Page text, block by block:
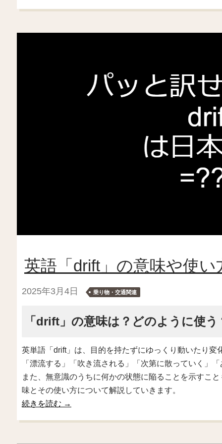
英語「drift」の意味や使
2025年3月4日 乗り物・交通関連
「drift」の意味は？どのように使う
英単語「drift」は、目的を持たずにゆっくり動いたり
「漂流する」「吹き流される」「次第に散っていく」
また、無意識のうちに何かの状態に陥ることを示すこ
味とその使い方について解説していきます。
続きを読む →